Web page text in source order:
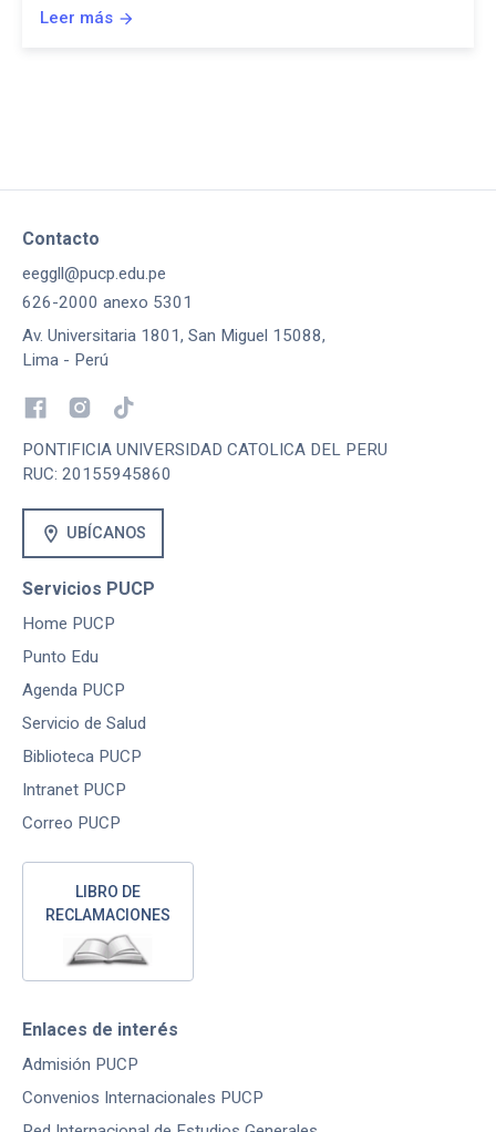
Leer más arrow_forward
Contacto
eeggll@pucp.edu.pe
626-2000 anexo 5301
Av. Universitaria 1801, San Miguel 15088,
Lima - Perú
PONTIFICIA UNIVERSIDAD CATOLICA DEL PERU
RUC: 20155945860
location_on UBÍCANOS
Servicios PUCP
Home PUCP
Punto Edu
Agenda PUCP
Servicio de Salud
Biblioteca PUCP
Intranet PUCP
Correo PUCP
LIBRO DE
RECLAMACIONES
Enlaces de interés
Admisión PUCP
Convenios Internacionales PUCP